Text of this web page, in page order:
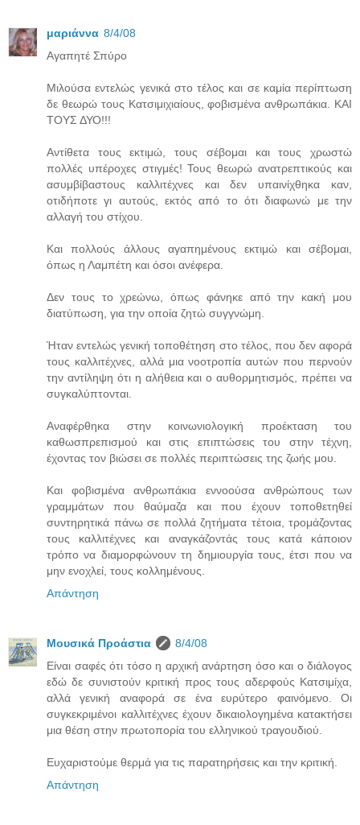
μαριάννα 8/4/08
Αγαπητέ Σπύρο
Μιλούσα εντελώς γενικά στο τέλος και σε καμία περίπτωση
δε θεωρώ τους Κατσιμιχιαίους, φοβισμένα ανθρωπάκια. ΚΑΙ
ΤΟΥΣ ΔΥΟ!!!
Αντίθετα τους εκτιμώ, τους σέβομαι και τους χρωστώ
πολλές υπέροχες στιγμές! Τους θεωρώ ανατρεπτικούς και
ασυμβίβαστους καλλιτέχνες και δεν υπαινίχθηκα καν,
οτιδήποτε γι αυτούς, εκτός από το ότι διαφωνώ με την
αλλαγή του στίχου.
Και πολλούς άλλους αγαπημένους εκτιμώ και σέβομαι,
όπως η Λαμπέτη και όσοι ανέφερα.
Δεν τους το χρεώνω, όπως φάνηκε από την κακή μου
διατύπωση, για την οποία ζητώ συγγνώμη.
Ήταν εντελώς γενική τοποθέτηση στο τέλος, που δεν αφορά
τους καλλιτέχνες, αλλά μια νοοτροπία αυτών που περνούν
την αντίληψη ότι η αλήθεια και ο αυθορμητισμός, πρέπει να
συγκαλύπτονται.
Αναφέρθηκα στην κοινωνιολογική προέκταση του
καθωσπρεπισμού και στις επιπτώσεις του στην τέχνη,
έχοντας τον βιώσει σε πολλές περιπτώσεις της ζωής μου.
Και φοβισμένα ανθρωπάκια εννοούσα ανθρώπους των
γραμμάτων που θαύμαζα και που έχουν τοποθετηθεί
συντηρητικά πάνω σε πολλά ζητήματα τέτοια, τρομάζοντας
τους καλλιτέχνες και αναγκάζοντάς τους κατά κάποιον
τρόπο να διαμορφώνουν τη δημιουργία τους, έτσι που να
μην ενοχλεί, τους κολλημένους.
Απάντηση
Μουσικά Προάστια
8/4/08
Είναι σαφές ότι τόσο η αρχική ανάρτηση όσο και ο διάλογος
εδώ δε συνιστούν κριτική προς τους αδερφούς Κατσιμίχα,
αλλά γενική αναφορά σε ένα ευρύτερο φαινόμενο. Οι
συγκεκριμένοι καλλιτέχνες έχουν δικαιολογημένα κατακτήσει
μια θέση στην πρωτοπορία του ελληνικού τραγουδιού.
Ευχαριστούμε θερμά για τις παρατηρήσεις και την κριτική.
Απάντηση